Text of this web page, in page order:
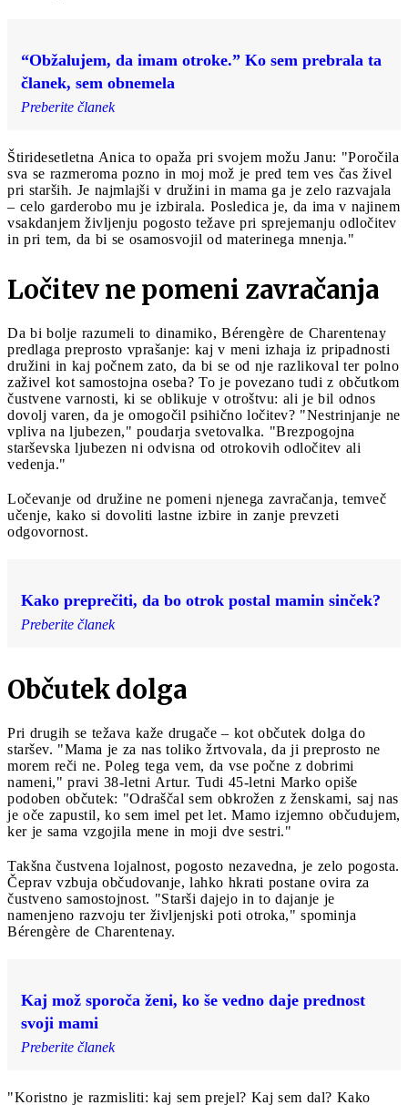
“Obžalujem, da imam otroke.” Ko sem prebrala ta
članek, sem obnemela
Preberite članek
Štiridesetletna Anica to opaža pri svojem možu Janu: "Poročila
sva se razmeroma pozno in moj mož je pred tem ves čas živel
pri starših. Je najmlajši v družini in mama ga je zelo razvajala
– celo garderobo mu je izbirala. Posledica je, da ima v najinem
vsakdanjem življenju pogosto težave pri sprejemanju odločitev
in pri tem, da bi se osamosvojil od materinega mnenja."
Ločitev ne pomeni zavračanja
Da bi bolje razumeli to dinamiko, Bérengère de Charentenay
predlaga preprosto vprašanje: kaj v meni izhaja iz pripadnosti
družini in kaj počnem zato, da bi se od nje razlikoval ter polno
zaživel kot samostojna oseba? To je povezano tudi z občutkom
čustvene varnosti, ki se oblikuje v otroštvu: ali je bil odnos
dovolj varen, da je omogočil psihično ločitev? "Nestrinjanje ne
vpliva na ljubezen," poudarja svetovalka. "Brezpogojna
starševska ljubezen ni odvisna od otrokovih odločitev ali
vedenja."
Ločevanje od družine ne pomeni njenega zavračanja, temveč
učenje, kako si dovoliti lastne izbire in zanje prevzeti
odgovornost.
Kako preprečiti, da bo otrok postal mamin sinček?
Preberite članek
Občutek dolga
Pri drugih se težava kaže drugače – kot občutek dolga do
staršev. "Mama je za nas toliko žrtvovala, da ji preprosto ne
morem reči ne. Poleg tega vem, da vse počne z dobrimi
nameni," pravi 38-letni Artur. Tudi 45-letni Marko opiše
podoben občutek: "Odraščal sem obkrožen z ženskami, saj nas
je oče zapustil, ko sem imel pet let. Mamo izjemno občudujem,
ker je sama vzgojila mene in moji dve sestri."
Takšna čustvena lojalnost, pogosto nezavedna, je zelo pogosta.
Čeprav vzbuja občudovanje, lahko hkrati postane ovira za
čustveno samostojnost. "Starši dajejo in to dajanje je
namenjeno razvoju ter življenjski poti otroka," spominja
Bérengère de Charentenay.
Kaj mož sporoča ženi, ko še vedno daje prednost
svoji mami
Preberite članek
"Koristno je razmisliti: kaj sem prejel? Kaj sem dal? Kako